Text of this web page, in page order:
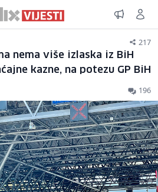
217
nema više izlaska iz BiH
kazne, na potezu GP BiH
196